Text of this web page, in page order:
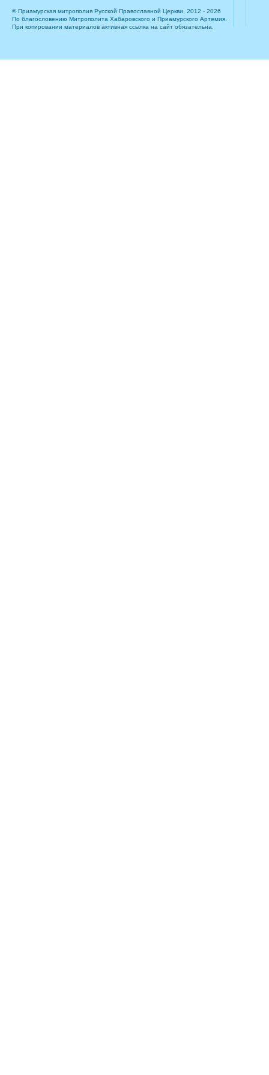
© Приамурская митрополия Русской Православной Церкви, 2012 - 2026
По благословению Митрополита Хабаровского и Приамурского Артемия.
При копировании материалов активная ссылка на сайт обязательна.